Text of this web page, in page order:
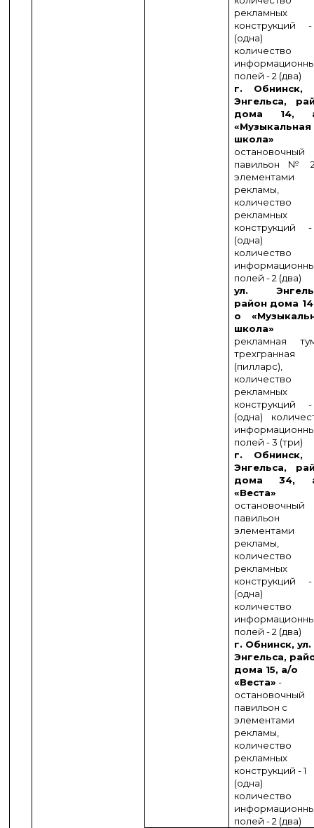
рекламных
конструкций
(одна)
количество
полей - 2 (два)
г. Обнинск,
Энгельса,
дома 14,
«Музыкальная
школа»
остановочный
павильон №
элементами
рекламы,
количество
рекламных
конструкций
(одна)
количество
полей - 2 (два)
ул.
район дома
о
школа»
рекламная
трехгранная
(пилларс),
количество
рекламных
конструкций
(одна)
полей - 3 (три)
г. Обнинск,
Энгельса,
дома 34,
«Веста»
остановочный
элементами
рекламы,
количество
рекламных
конструкций
(одна)
количество
полей - 2 (два)
г. Обнинск, ул.
Энгельса,
дома 15, а/о
«Веста» -
остановочный
павильон с
элементами
рекламы,
количество
рекламных
конструкций - 1
(одна)
количество
полей - 2 (два)